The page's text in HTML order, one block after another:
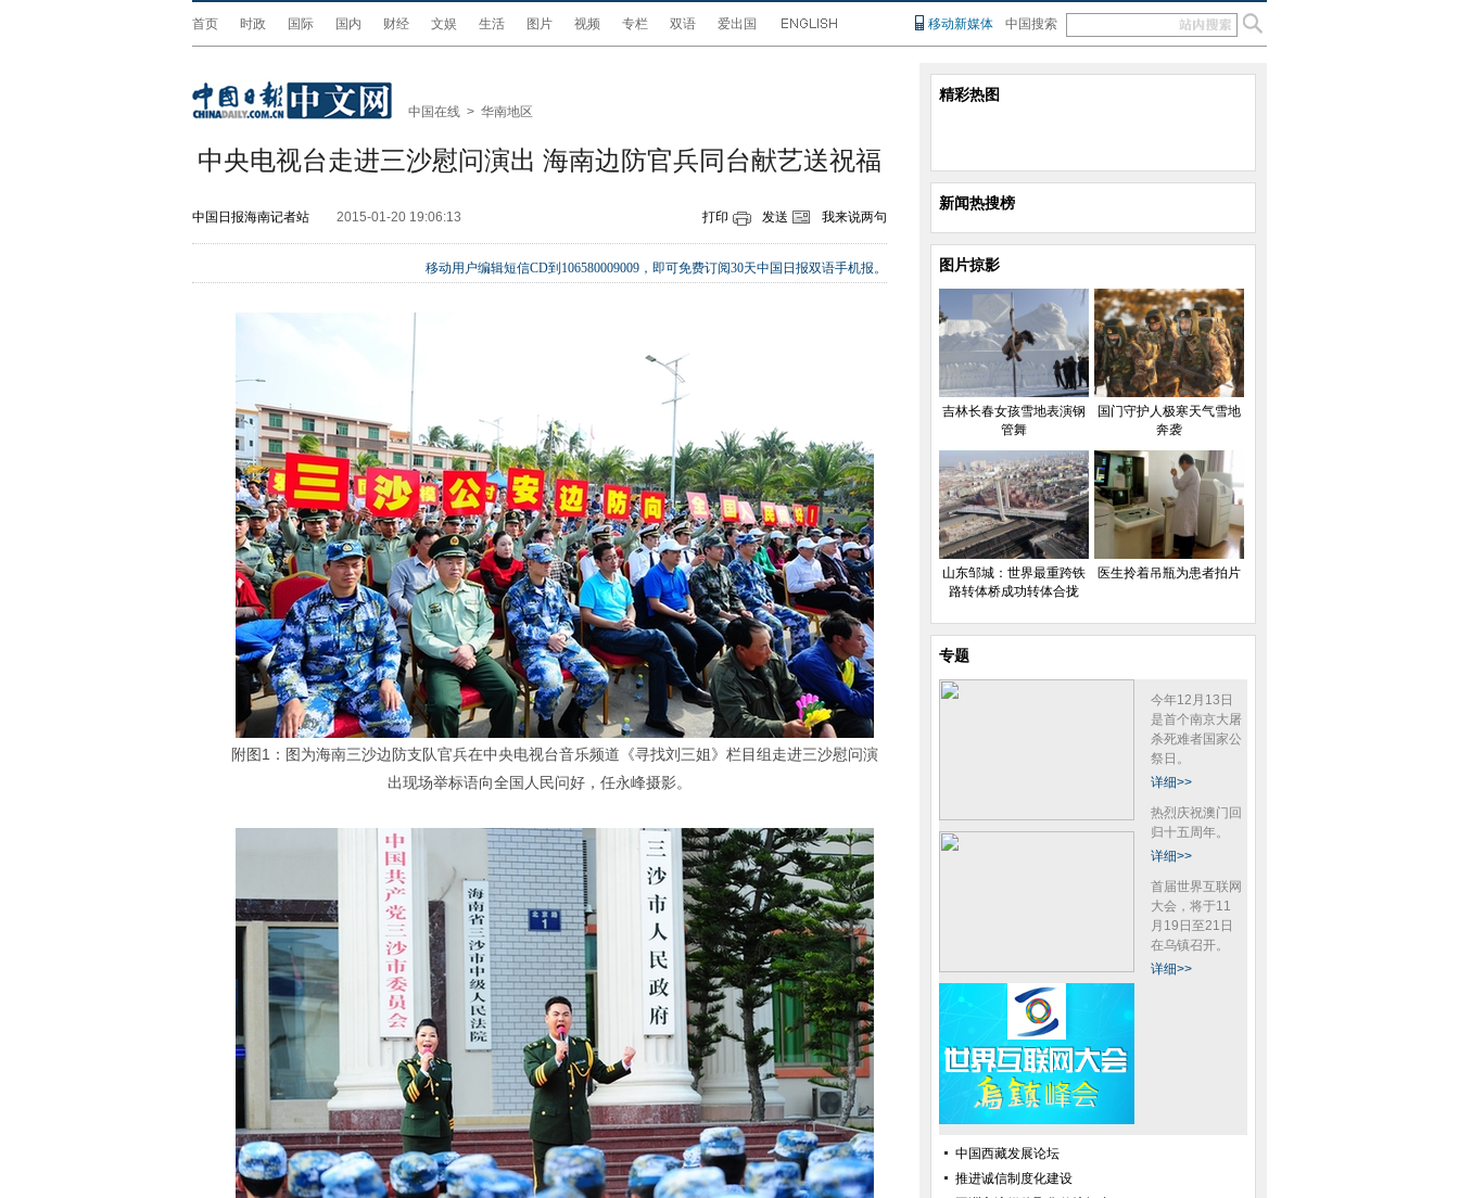
首页 时政 国际 国内 财经 文娱 生活 图片 视频 专栏 双语 爱出国 移动新媒体 中国搜索
中国在线 > 华南地区
中央电视台走进三沙慰问演出 海南边防官兵同台献艺送祝福
中国日报海南记者站 2015-01-20 19:06:13 打印 发送 我来说两句
移动用户编辑短信CD到106580009009，即可免费订阅30天中国日报双语手机报。
附图1：图为海南三沙边防支队官兵在中央电视台音乐频道《寻找刘三姐》栏目组走进三沙慰问演
出现场举标语向全国人民问好，任永峰摄影。
精彩热图
新闻热搜榜
图片掠影
吉林长春女孩雪地表演钢
管舞
国门守护人极寒天气雪地
奔袭
山东邹城：世界最重跨铁
路转体桥成功转体合拢
医生拎着吊瓶为患者拍片
专题
今年12月13日
是首个南京大屠
杀死难者国家公
祭日。
详细>>
热烈庆祝澳门回
归十五周年。
详细>>
首届世界互联网
大会，将于11
月19日至21日
在乌镇召开。
详细>>
中国西藏发展论坛
推进诚信制度化建设